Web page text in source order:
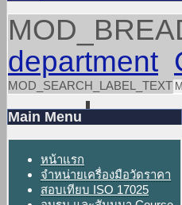
department
MOD_SEARCH_LABEL_TEXT
Main Menu
หน้าแรก
จำหน่ายเครื่องมือวัดราคา
สอบเทียบ ISO 17025